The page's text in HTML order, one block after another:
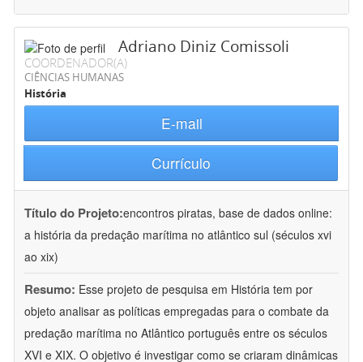
Adriano Diniz Comissoli
COORDENADOR(A)
CIÊNCIAS HUMANAS
História
E-mail
Currículo
Título do Projeto:encontros piratas, base de dados online:
a história da predação marítima no atlântico sul (séculos xvi
ao xix)
Resumo: Esse projeto de pesquisa em História tem por
objeto analisar as políticas empregadas para o combate da
predação marítima no Atlântico português entre os séculos
XVI e XIX. O objetivo é investigar como se criaram dinâmicas